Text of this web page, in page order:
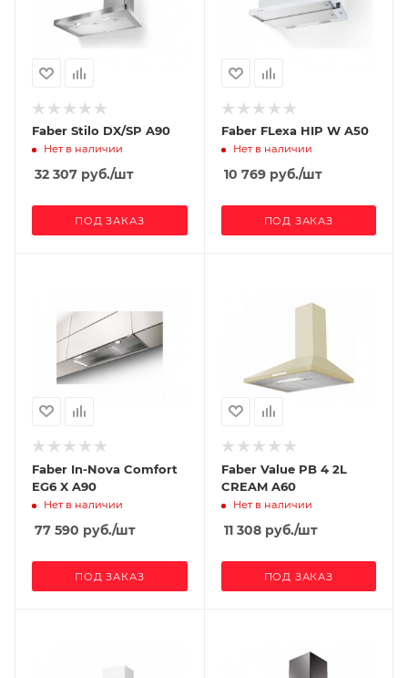
Faber Stilo DX/SP A90
Нет в наличии
32 307 руб./шт
ПОД ЗАКАЗ
Faber FLexa HIP W A50
Нет в наличии
10 769руб./шт
ПОД ЗАКАЗ
Faber In-Nova Comfort
EG6 X A90
Нет в наличии
77 590 руб./шт
ПОД ЗАКАЗ
Faber Value PB 4 2L
CREAM A60
Нет в наличии
11 308руб./шт
ПОД ЗАКАЗ